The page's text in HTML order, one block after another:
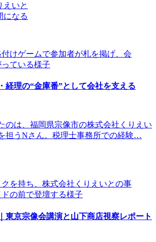
えいと
になる
経理の“金庫番”として会社を支える
のは、福岡県宗像市の株式会社くりえい
担うNさん。税理士事務所での経験…
東京宗像会講演と山下商店視察レポート